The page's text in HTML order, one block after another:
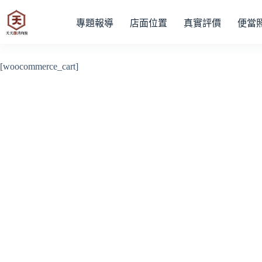
專題報導 店面位置 真實評價 便當
[woocommerce_cart]